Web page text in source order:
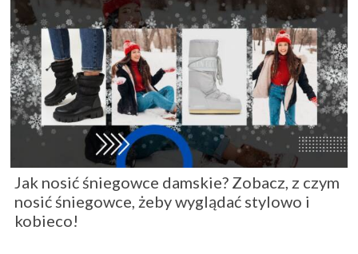
Jak nosić śniegowce damskie? Zobacz, z czym
nosić śniegowce, żeby wyglądać stylowo i
kobieco!